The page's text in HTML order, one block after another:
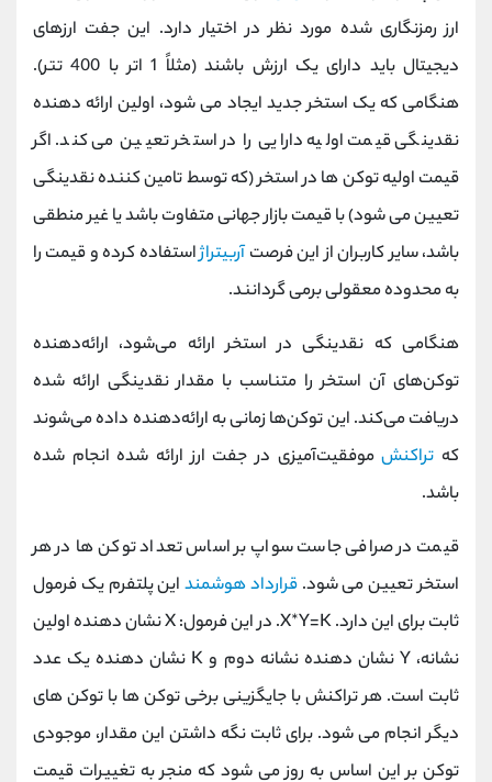
ارز رمزنگاری شده مورد نظر در اختیار دارد. این جفت ارزهای
دیجیتال باید دارای یک ارزش باشند (مثلاً 1 اتر با 400 تتر).
هنگامی که یک استخر جدید ایجاد می شود، اولین ارائه دهنده
نقدینگی قیمت اولیه دارایی را در استخر تعیین می کند. اگر
قیمت اولیه توکن ها در استخر (که توسط تامین کننده نقدینگی
تعیین می شود) با قیمت بازار جهانی متفاوت باشد یا غیر منطقی
باشد، سایر کاربران از این فرصتآربیتراژاستفاده کرده و قیمت را
به محدوده معقولی برمی گردانند.
هنگامی که نقدینگی در استخر ارائه می‌شود، ارائه‌دهنده
توکن‌های آن استخر را متناسب با مقدار نقدینگی ارائه شده
دریافت می‌کند. این توکن‌ها زمانی به ارائه‌دهنده داده می‌شوند
که تراکنشموفقیت‌آمیزی در جفت ارز ارائه‌ شده انجام شده
باشد.
قیمت در صرافی جاست سواپ بر اساس تعداد توکن ها در هر
استخر تعیین می شود.قرارداد هوشمنداین پلتفرم یک فرمول
ثابت برای این دارد. X*Y=K. در این فرمول: X نشان دهنده اولین
نشانه، Y نشان دهنده نشانه دوم و K نشان دهنده یک عدد
ثابت است. هر تراکنش با جایگزینی برخی توکن ها با توکن های
دیگر انجام می شود. برای ثابت نگه داشتن این مقدار، موجودی
توکن بر این اساس به روز می شود که منجر به تغییرات قیمت